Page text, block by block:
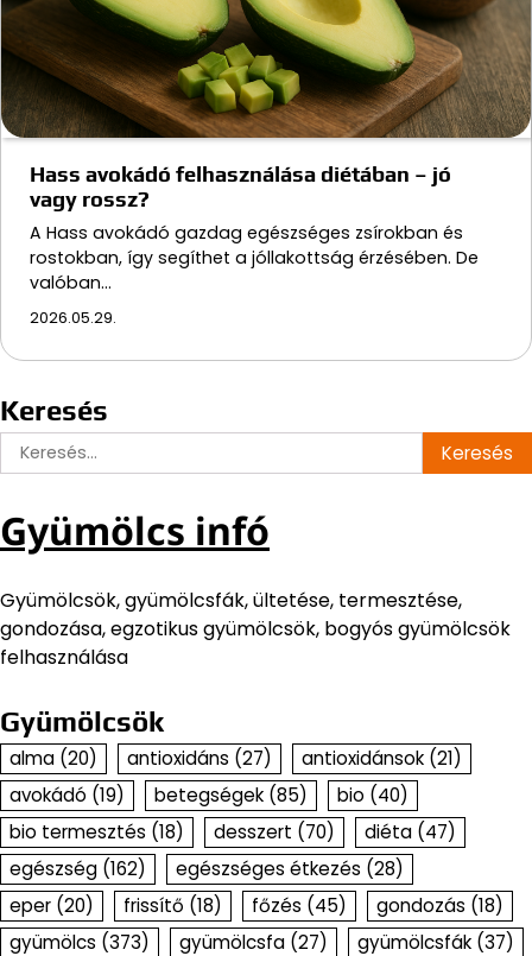
Hass avokádó felhasználása diétában – jó
vagy rossz?
A Hass avokádó gazdag egészséges zsírokban és
rostokban, így segíthet a jóllakottság érzésében. De
valóban…
2026.05.29.
Keresés
Keresés:
Gyümölcs infó
Gyümölcsök, gyümölcsfák, ültetése, termesztése,
gondozása, egzotikus gyümölcsök, bogyós gyümölcsök
felhasználása
Gyümölcsök
alma (20) antioxidáns (27) antioxidánsok (21)
avokádó (19) betegségek (85) bio (40)
bio termesztés (18) desszert (70) diéta (47)
egészség (162) egészséges étkezés (28)
eper (20) frissítő (18) főzés (45) gondozás (18)
gyümölcs (373) gyümölcsfa (27) gyümölcsfák (37)